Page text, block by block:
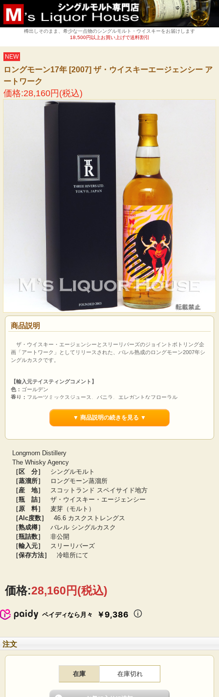
樽出しそのまま、希少な一点物のシングルモルト・ウイスキーをお届けします
18,500円以上お買い上げで送料割引
NEW
ロングモーン17年 [2007] ザ・ウイスキーエージェンシー ア
ートワーク
価格:28,160円(税込)
商品説明
ザ・ウイスキー・エージェンシーとスリーリバーズのジョイントボトリング企
画「アートワーク」としてリリースされた、バレル熟成のロングモーン2007年シ
ングルカスクです。
【輸入元テイスティングコメント】
色： ゴールデン
香り： フルーツミックスジュース、バニラ、エレガントなフローラル
クローブのビターが心地よく続く
るフルーティで香り高いシングルモルトは非常に高く評価されており、蒸溜所元
詰め・ボトラーズを問わずシングルモルトに人気が集まるのはもちろん、様々な
ブレンデッド・ウイスキーのレシピにも採用されています。ジャパニーズウイス
キーの父、竹鶴政孝が修行した蒸溜所のひとつでもあります。
▼ 商品説明の続きを見る ▼
Longmorn Distillery
The Whisky Agency
［区 分］ シングルモルト
［蒸溜所］
ロングモーン蒸溜所
［産 地］ スコットランド スペイサイド地方
［瓶 詰］ ザ・ウイスキー・エージェンシー
［原 料］ 麦芽（モルト）
［Alc度数］ 46.6 カスクストレングス
［熟成樽］ バレル シングルカスク
［瓶詰数］ 非公開
［輸入元］ スリーリバーズ
［保存方法］ 冷暗所にて
価格:28,160円(税込)
ペイディなら月々 ￥9,386
注文
在庫 在庫切れ